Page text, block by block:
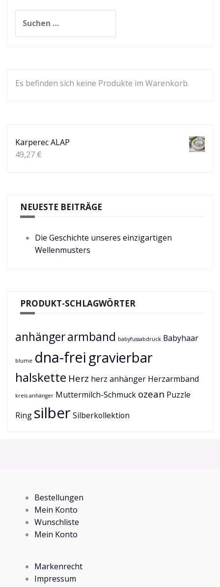
nach:
Es befinden sich keine Produkte im Warenkorb.
Karperec ALAP
49,27 €
NEUESTE BEITRÄGE
Die Geschichte unseres einzigartigen
Wellenmusters
PRODUKT-SCHLAGWÖRTER
anhängerarmband babyfussabdruck Babyhaar
blume dna-frei gravierbar
halskette Herz herz anhänger Herzarmband
kreis anhänger Muttermilch-Schmuck ozean Puzzle
Ring silber Silberkollektion
Bestellungen
Mein Konto
Wunschliste
Mein Konto
Markenrecht
Impressum